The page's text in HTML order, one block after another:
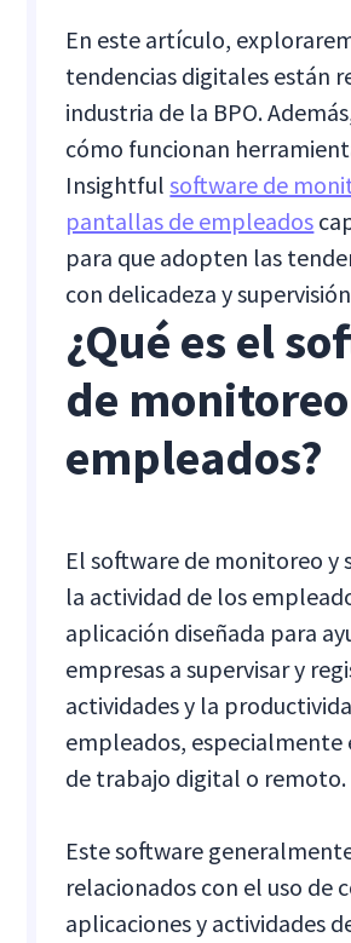
En este artículo,
tendencias digitales están
industria de la BPO.
cómo funcionan
Insightfulsoftware de
pantallas de empleados
para que adopten las
con delicadeza y
¿Qué es el
de
empleados?
El software de monitoreo y
la actividad de los
aplicación diseñada para
empresas a supervisar y
actividades y la
empleados, especialmente
de trabajo digital o remoto.
Este software
relacionados con el uso de
aplicaciones y actividades